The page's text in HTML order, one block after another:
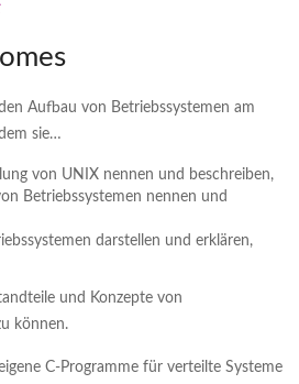
Aufbau von Betriebssystemen am
sie…
von UNIX nennen und beschreiben,
Betriebssystemen nennen und
darstellen und erklären,
und Konzepte von
können.
C-Programme für verteilte Systeme